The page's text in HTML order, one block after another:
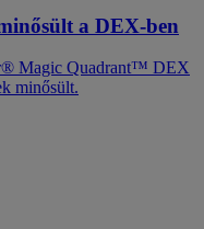
a DEX-ben
Magic Quadrant™ DEX
minősült.